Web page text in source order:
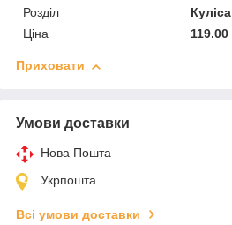
Розділ
Куліса
Ціна
119.00
Приховати
Умови доставки
Нова Пошта
Укрпошта
Всі умови доставки